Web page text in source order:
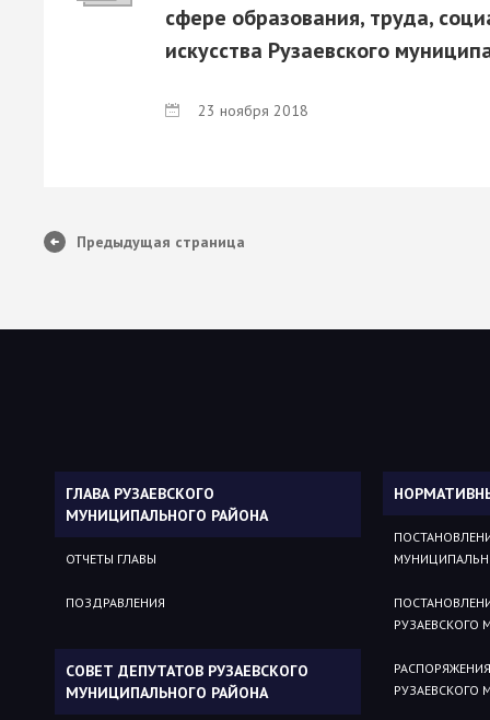
сфере образования, труда,
искусства Рузаевского
23 ноября 2018
Предыдущая страница
ГЛАВА РУЗАЕВСКОГО
МУНИЦИПАЛЬНОГО РАЙОНА
ОТЧЕТЫ ГЛАВЫ
ПОЗДРАВЛЕНИЯ
СОВЕТ ДЕПУТАТОВ РУЗАЕВСКОГО
МУНИЦИПАЛЬНОГО РАЙОНА
РУЗАЕВСКОГО
РУЗАЕВСКОГО